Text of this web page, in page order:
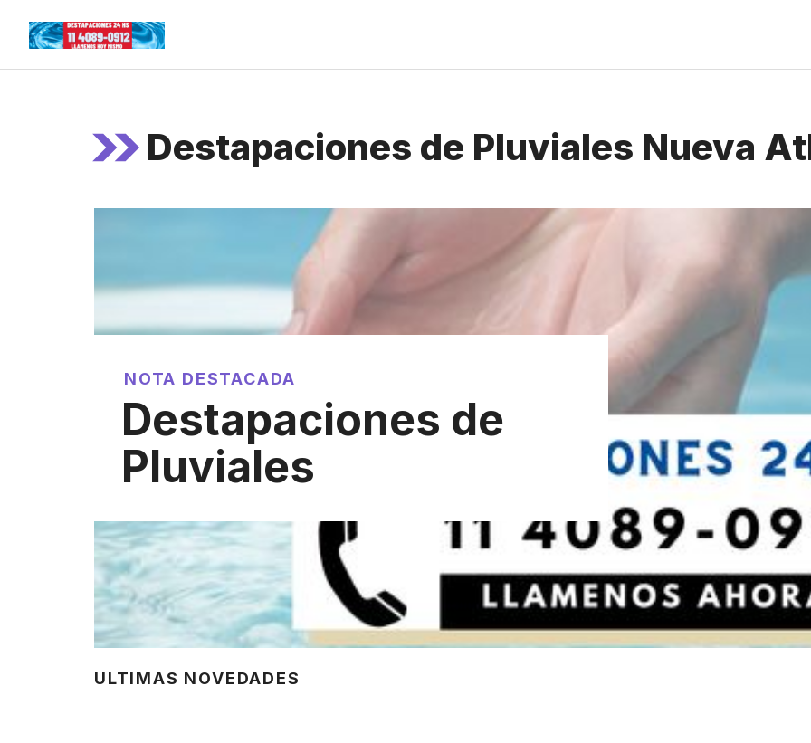
content
Destapaciones de Pluviales Nueva
NOTA DESTACADA
Destapaciones de
Pluviales
ULTIMAS NOVEDADES